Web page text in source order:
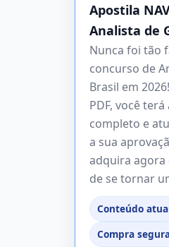
Apostila
Analista de
Nunca foi tão
concurso de
Brasil em
PDF, você
completo e
a sua
adquira agora
de se tornar
Conteúdo
Compra